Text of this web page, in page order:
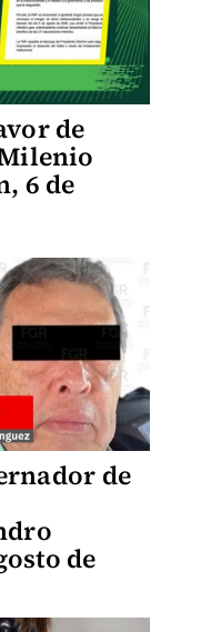
de
6 de
de
de